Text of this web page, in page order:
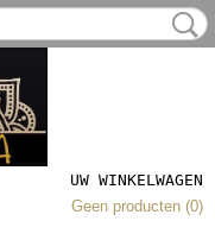
UW WINKELWAGEN
Geen producten (0)